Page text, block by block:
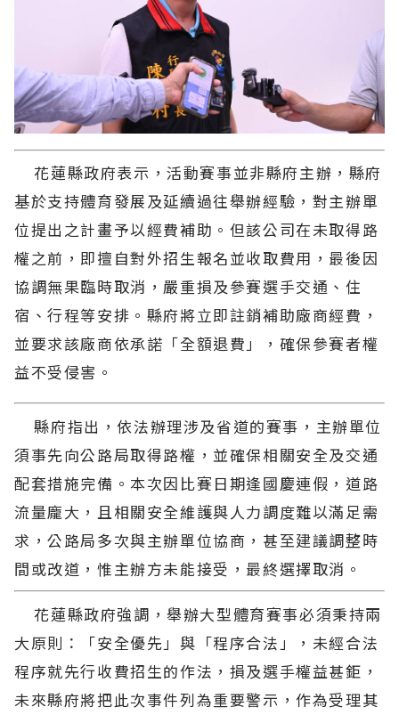
花蓮縣政府表示，活動賽事並非縣府主辦，縣府
基於支持體育發展及延續過往舉辦經驗，對主辦單
位提出之計畫予以經費補助。但該公司在未取得路
權之前，即擅自對外招生報名並收取費用，最後因
協調無果臨時取消，嚴重損及參賽選手交通、住
宿、行程等安排。縣府將立即註銷補助廠商經費，
並要求該廠商依承諾「全額退費」，確保參賽者權
益不受侵害。
縣府指出，依法辦理涉及省道的賽事，主辦單位
須事先向公路局取得路權，並確保相關安全及交通
配套措施完備。本次因比賽日期逢國慶連假，道路
流量龐大，且相關安全維護與人力調度難以滿足需
求，公路局多次與主辦單位協商，甚至建議調整時
間或改道，惟主辦方未能接受，最終選擇取消。
花蓮縣政府強調，舉辦大型體育賽事必須秉持兩
大原則：「安全優先」與「程序合法」，未經合法
程序就先行收費招生的作法，損及選手權益甚鉅，
未來縣府將把此次事件列為重要警示，作為受理其